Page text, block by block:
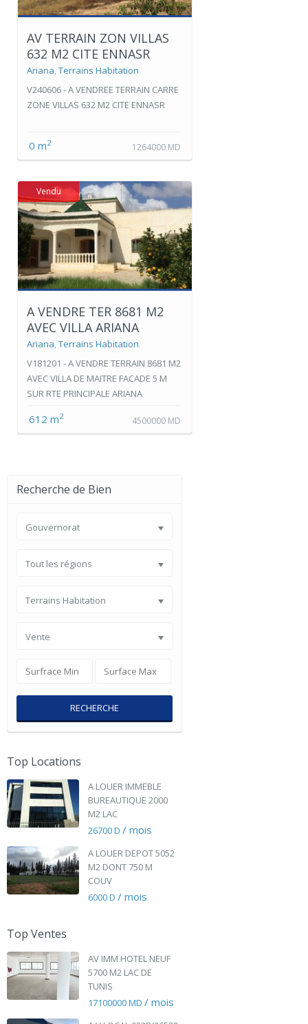
AV TERRAIN ZON VILLAS
632 M2 CITE ENNASR
Ariana,Terrains Habitation
V240606 - A VENDREE TERRAIN CARRE
ZONE VILLAS 632 M2 CITE ENNASR
0 m2 1264000 MD
Vendu
A VENDRE TER 8681 M2
AVEC VILLA ARIANA
Ariana,Terrains Habitation
V181201 - A VENDRE TERRAIN 8681 M2
AVEC VILLA DE MAITRE FACADE 5 M
SUR RTE PRINCIPALE ARIANA
612 m2 4500000 MD
Recherche de Bien
Gouvernorat
Tout les régions
Terrains Habitation
Vente
RECHERCHE
Top Locations
A LOUER IMMEBLE
BUREAUTIQUE 2000
M2 LAC
26700 D / mois
A LOUER DEPOT 5052
M2 DONT 750 M
COUV
6000 D / mois
Top Ventes
AV IMM HOTEL NEUF
5700 M2 LAC DE
TUNIS
17100000 MD / mois